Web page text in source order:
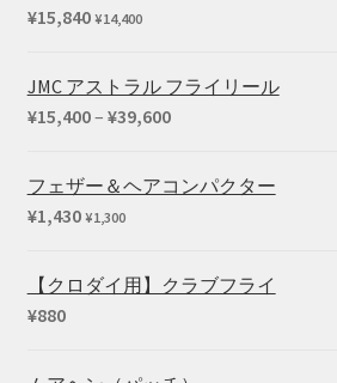
¥15,840 ¥14,400
JMC アストラル フライリール
¥15,400– ¥39,600価
帯:
フェザー＆ヘアコンパクター
¥1,430 ¥1,300
【クロダイ用】クラブフライ
¥880